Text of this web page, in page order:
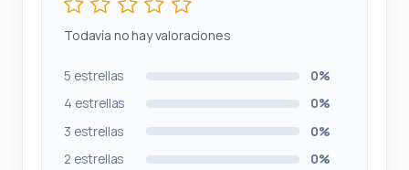
Todavía no hay valoraciones
5 estrellas
0%
4 estrellas
0%
3 estrellas
0%
2 estrellas
0%